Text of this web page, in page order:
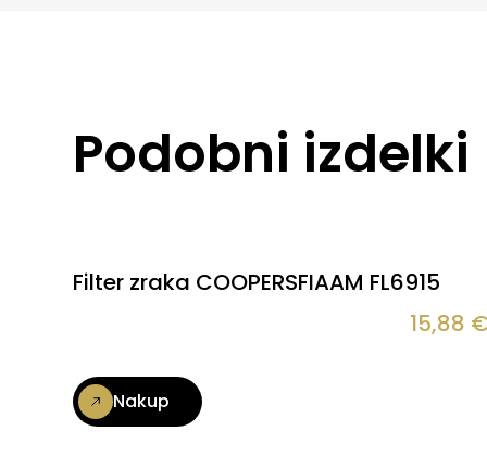
Podobni izdelki
Filter zraka COOPERSFIAAM FL6915
15,88
Nakup